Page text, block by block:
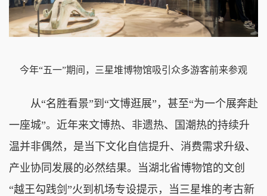
今年“五一”期间，三星堆博物馆吸引众多游客前来参观
从“名胜看景”到“文博逛展”，甚至“为一个展奔赴
一座城”。近年来文博热、非遗热、国潮热的持续升
温并非偶然，是当下文化自信提升、消费需求升级、
产业协同发展的必然结果。当湖北省博物馆的文创
“越王勾践剑”火到机场专设提示，当三星堆的考古新